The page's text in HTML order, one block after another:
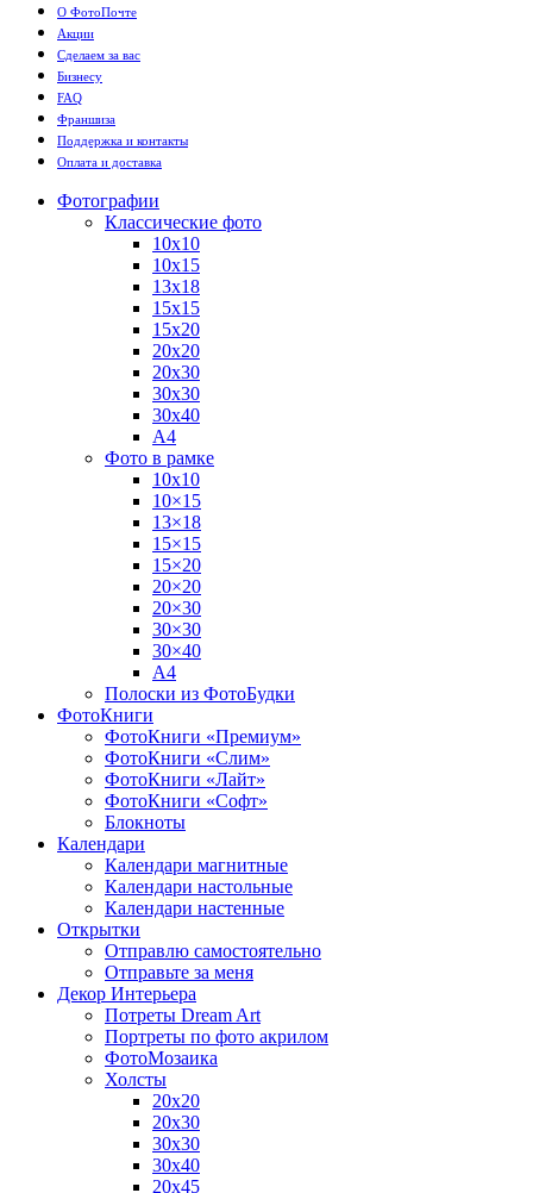
О ФотоПочте
Акции
Сделаем за вас
Бизнесу
FAQ
Франшиза
Поддержка и контакты
Оплата и доставка
Фотографии
Классические фото
10х10
10х15
13х18
15х15
15х20
20х20
20х30
30х30
30х40
А4
Фото в рамке
10х10
10×15
13×18
15×15
15×20
20×20
20×30
30×30
30×40
A4
Полоски из ФотоБудки
ФотоКниги
ФотоКниги «Премиум»
ФотоКниги «Слим»
ФотоКниги «Лайт»
ФотоКниги «Софт»
Блокноты
Календари
Календари магнитные
Календари настольные
Календари настенные
Открытки
Отправлю самостоятельно
Отправьте за меня
Декор Интерьера
Потреты Dream Art
Портреты по фото акрилом
ФотоМозаика
Холсты
20х20
20х30
30х30
30х40
20х45